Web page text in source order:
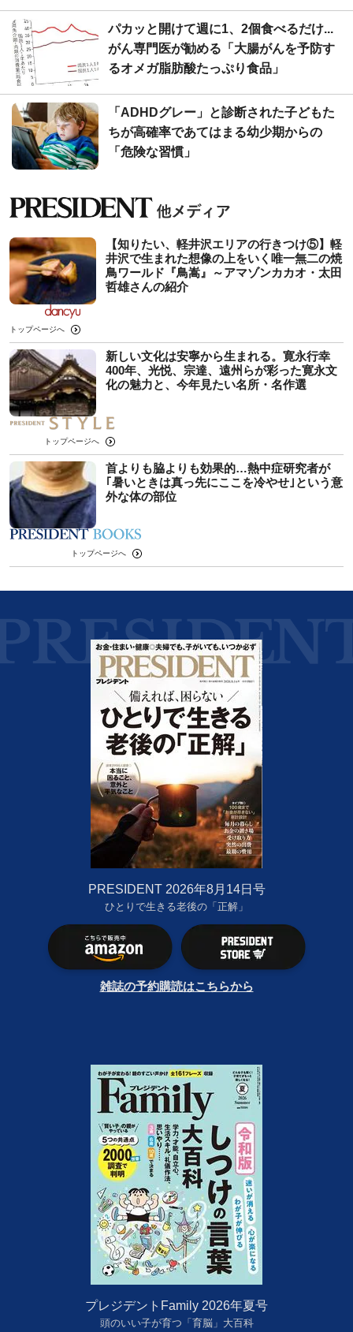
パカッと開けて週に1、2個食べるだけ...
がん専門医が勧める「大腸がんを予防す
るオメガ脂肪酸たっぷり食品」
「ADHDグレー」と診断された子どもた
ちが高確率であてはまる幼少期からの
「危険な習慣」
【知りたい、軽井沢エリアの行きつけ⑤】軽
井沢で生まれた想像の上をいく唯一無二の焼
鳥ワールド『鳥嵩』～アマゾンカカオ・太田
哲雄さんの紹介
トップページへ
新しい文化は安寧から生まれる。寛永行幸
400年、光悦、宗達、遠州らが彩った寛永文
化の魅力と、今年見たい名所・名作選
トップページへ
首よりも脇よりも効果的…熱中症研究者が
｢暑いときは真っ先にここを冷やせ｣という意
外な体の部位
トップページへ
PRESIDENT 2026年8月14日号
ひとりで生きる老後の「正解」
雑誌の予約購読はこちらから
プレジデントFamily 2026年夏号
頭のいい子が育つ「育脳」大百科